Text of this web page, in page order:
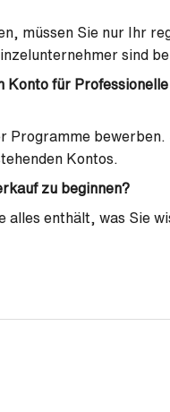
müssen Sie nur Ihr
sind
Konto für Professionelle
Programme bewerben.
Kontos.
zu beginnen?
alles enthält, was Sie